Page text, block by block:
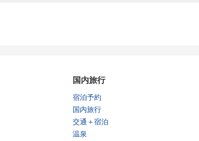
国内旅行
宿泊予約
国内旅行
交通＋宿泊
温泉